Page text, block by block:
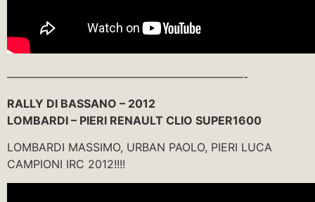
—————————————————————-
RALLY DI BASSANO – 2012
LOMBARDI – PIERI RENAULT CLIO SUPER1600
LOMBARDI MASSIMO, URBAN PAOLO, PIERI LUCA
CAMPIONI IRC 2012!!!!